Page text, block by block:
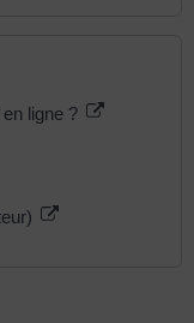
ligne ?